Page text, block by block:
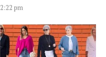
2:22 pm